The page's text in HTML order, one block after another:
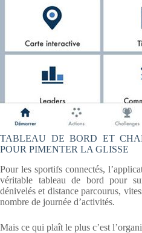
TABLEAU DE BORD ET
POUR PIMENTER LA GLISSE
Pour les sportifs connectés,
véritable tableau de bord pour
dénivelés et distance parcourus,
nombre de journée d’activités.
Mais ce qui plaît le plus c’est